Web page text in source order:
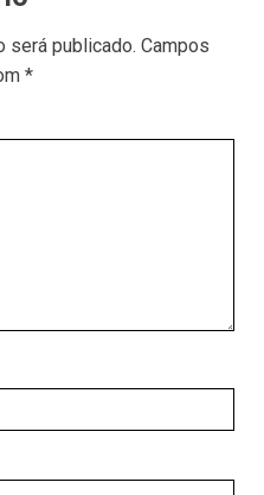
será publicado. Campos
*